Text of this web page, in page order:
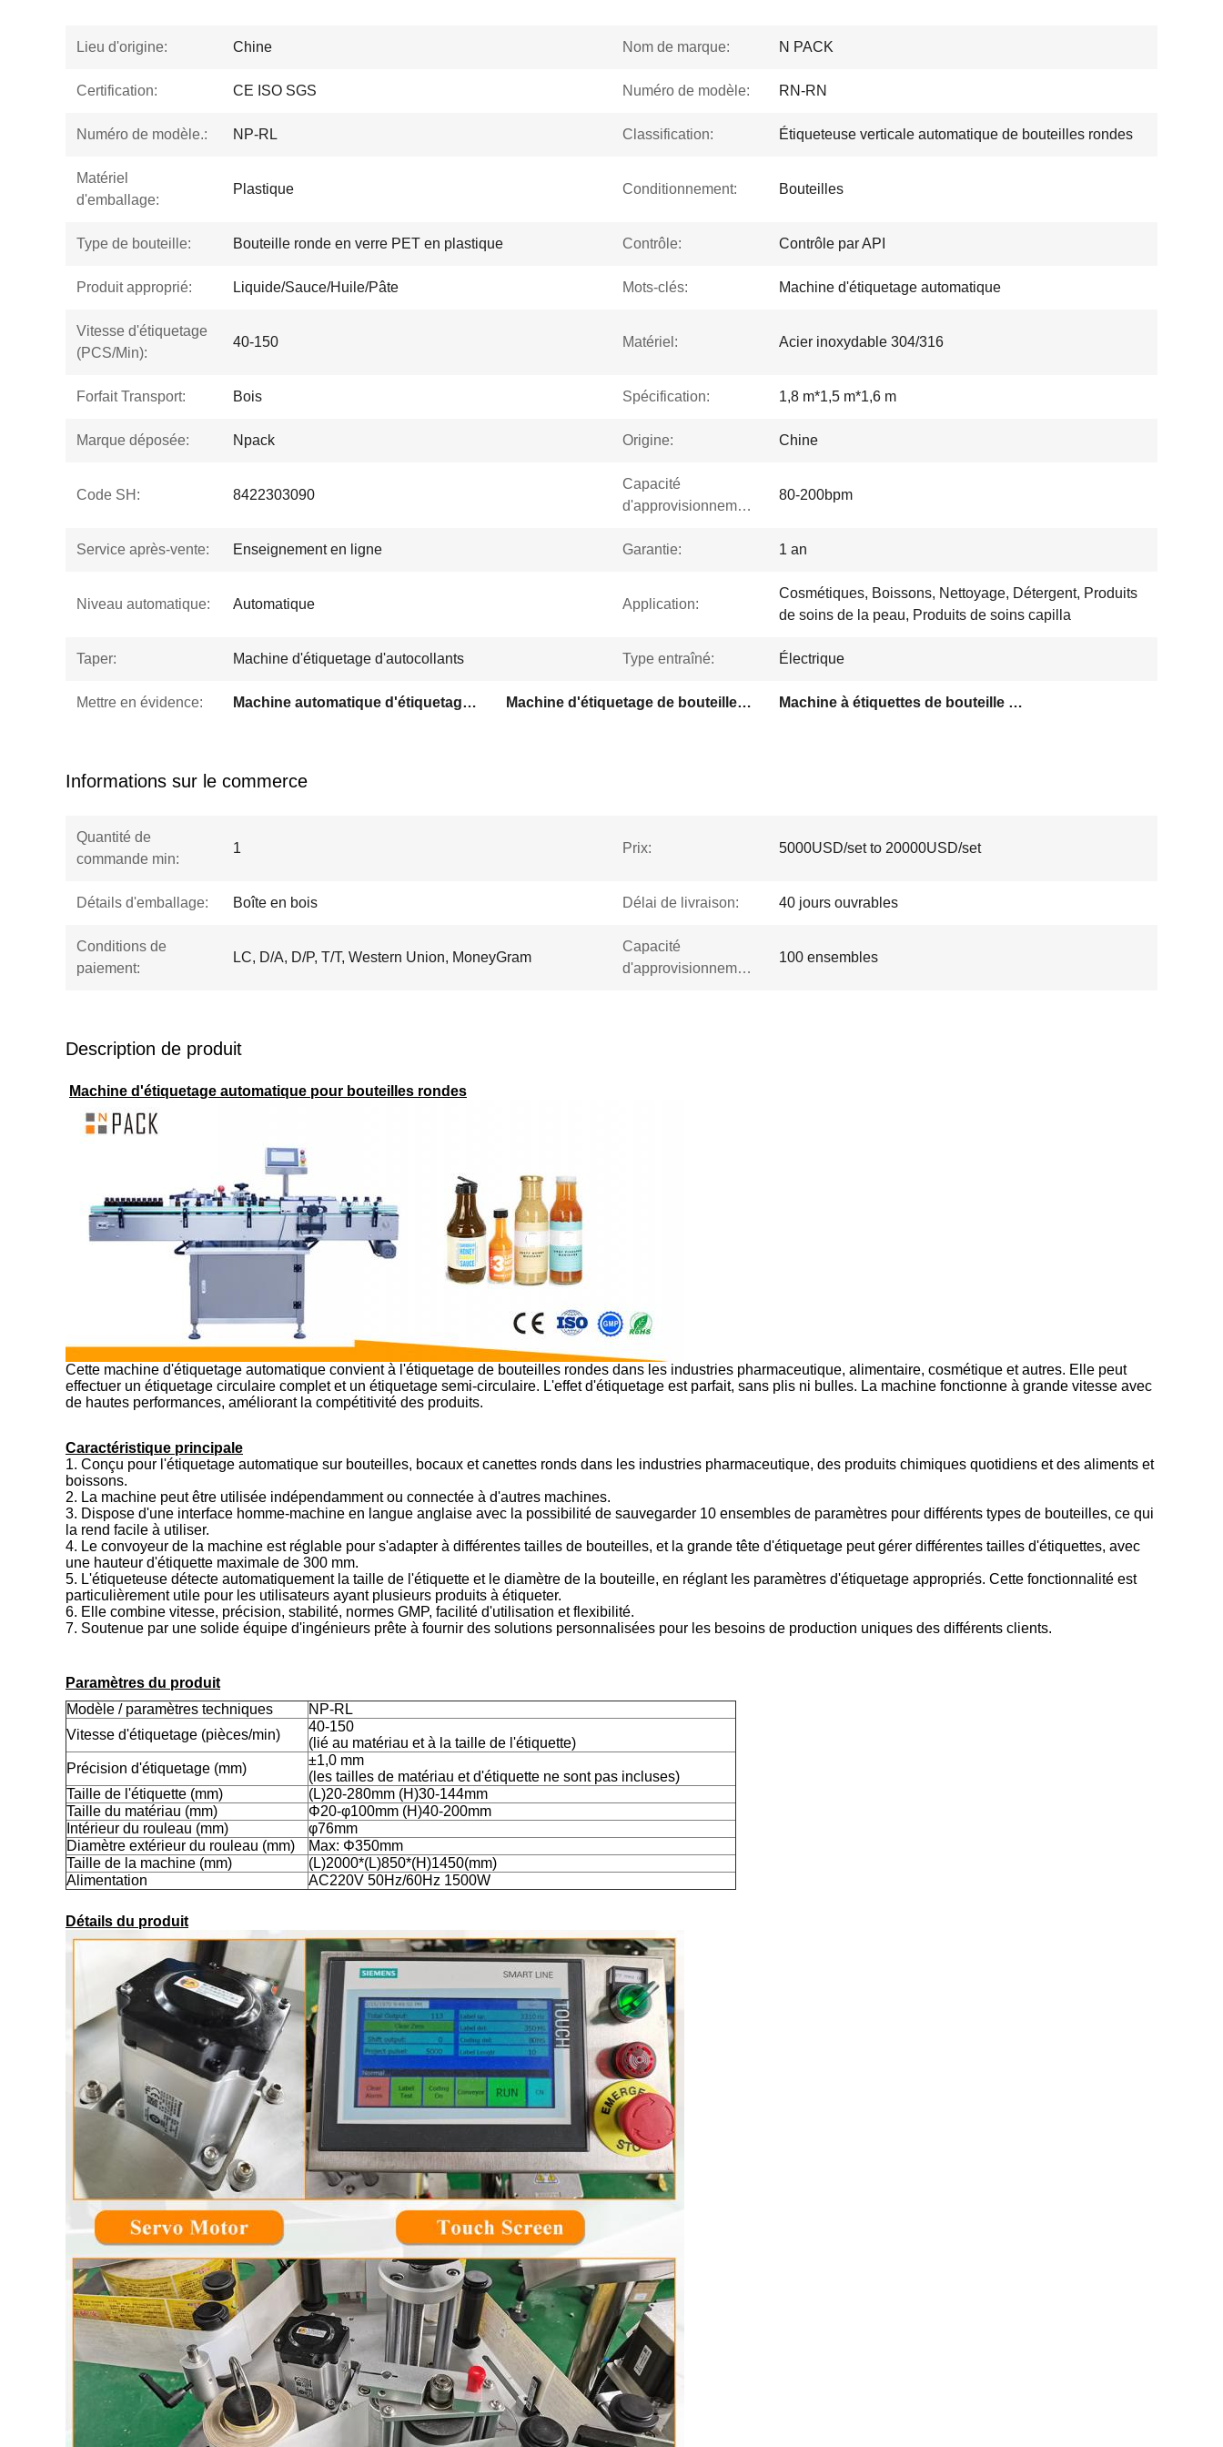
Lieu d'origine: Chine Nom de marque: N PACK
Certification: CE ISO SGS Numéro de modèle: RN-RN
Numéro de modèle.: NP-RL Classification: Étiqueteuse verticale automatique de bouteilles rondes
Matériel
d'emballage:
Plastique Conditionnement: Bouteilles
Type de bouteille: Bouteille ronde en verre PET en plastique Contrôle: Contrôle par API
Produit approprié: Liquide/Sauce/Huile/Pâte Mots-clés: Machine d'étiquetage automatique
Vitesse d'étiquetage
(PCS/Min):
40-150 Matériel: Acier inoxydable 304/316
Forfait Transport: Bois Spécification: 1,8 m*1,5 m*1,6 m
Marque déposée: Npack Origine: Chine
Code SH: 8422303090
Capacité
d'approvisionnement:
80-200bpm
Service après-vente: Enseignement en ligne Garantie: 1 an
Niveau automatique: Automatique Application:
Cosmétiques, Boissons, Nettoyage, Détergent, Produits
de soins de la peau, Produits de soins capilla
Taper: Machine d'étiquetage d'autocollants Type entraîné: Électrique
Mettre en évidence: Machine automatique d'étiquetage en acier inoxydable Machine d'étiquetage de bouteilles en plastique d'huile Machine à étiquettes de bouteille en plastique
Informations sur le commerce
Quantité de
commande min:
1 Prix: 5000USD/set to 20000USD/set
Détails d'emballage: Boîte en bois Délai de livraison: 40 jours ouvrables
Conditions de
paiement:
LC, D/A, D/P, T/T, Western Union, MoneyGram
Capacité
d'approvisionnement:
100 ensembles
Description de produit
Machine d'étiquetage automatique pour bouteilles rondes
Cette machine d'étiquetage automatique convient à l'étiquetage de bouteilles rondes dans les industries pharmaceutique, alimentaire, cosmétique et autres. Elle peut
effectuer un étiquetage circulaire complet et un étiquetage semi-circulaire. L'effet d'étiquetage est parfait, sans plis ni bulles. La machine fonctionne à grande vitesse avec
de hautes performances, améliorant la compétitivité des produits.
Caractéristique principale
1. Conçu pour l'étiquetage automatique sur bouteilles, bocaux et canettes ronds dans les industries pharmaceutique, des produits chimiques quotidiens et des aliments et
boissons.
2. La machine peut être utilisée indépendamment ou connectée à d'autres machines.
3. Dispose d'une interface homme-machine en langue anglaise avec la possibilité de sauvegarder 10 ensembles de paramètres pour différents types de bouteilles, ce qui
la rend facile à utiliser.
4. Le convoyeur de la machine est réglable pour s'adapter à différentes tailles de bouteilles, et la grande tête d'étiquetage peut gérer différentes tailles d'étiquettes, avec
une hauteur d'étiquette maximale de 300 mm.
5. L'étiqueteuse détecte automatiquement la taille de l'étiquette et le diamètre de la bouteille, en réglant les paramètres d'étiquetage appropriés. Cette fonctionnalité est
particulièrement utile pour les utilisateurs ayant plusieurs produits à étiqueter.
6. Elle combine vitesse, précision, stabilité, normes GMP, facilité d'utilisation et flexibilité.
7. Soutenue par une solide équipe d'ingénieurs prête à fournir des solutions personnalisées pour les besoins de production uniques des différents clients.
Paramètres du produit
Modèle / paramètres techniques
NP-RL
Vitesse d'étiquetage (pièces/min)
40-150
(lié au matériau et à la taille de l'étiquette)
Précision d'étiquetage (mm)
±1,0 mm
(les tailles de matériau et d'étiquette ne sont pas incluses)
Taille de l'étiquette (mm)
(L)20-280mm (H)30-144mm
Taille du matériau (mm)
Φ20-φ100mm (H)40-200mm
Intérieur du rouleau (mm)
φ76mm
Diamètre extérieur du rouleau (mm)
Max: Φ350mm
Taille de la machine (mm)
(L)2000*(L)850*(H)1450(mm)
Alimentation
AC220V 50Hz/60Hz 1500W
Détails du produit